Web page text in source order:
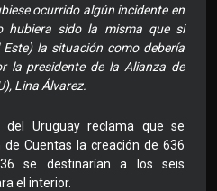
ocurrido algún incidente en
hubiera sido la misma que si
la situación como debería
la presidente de la Alianza de
Lina Álvarez.
Uruguay reclama que se
Cuentas la creación de 636
se destinarían a los seis
el interior.